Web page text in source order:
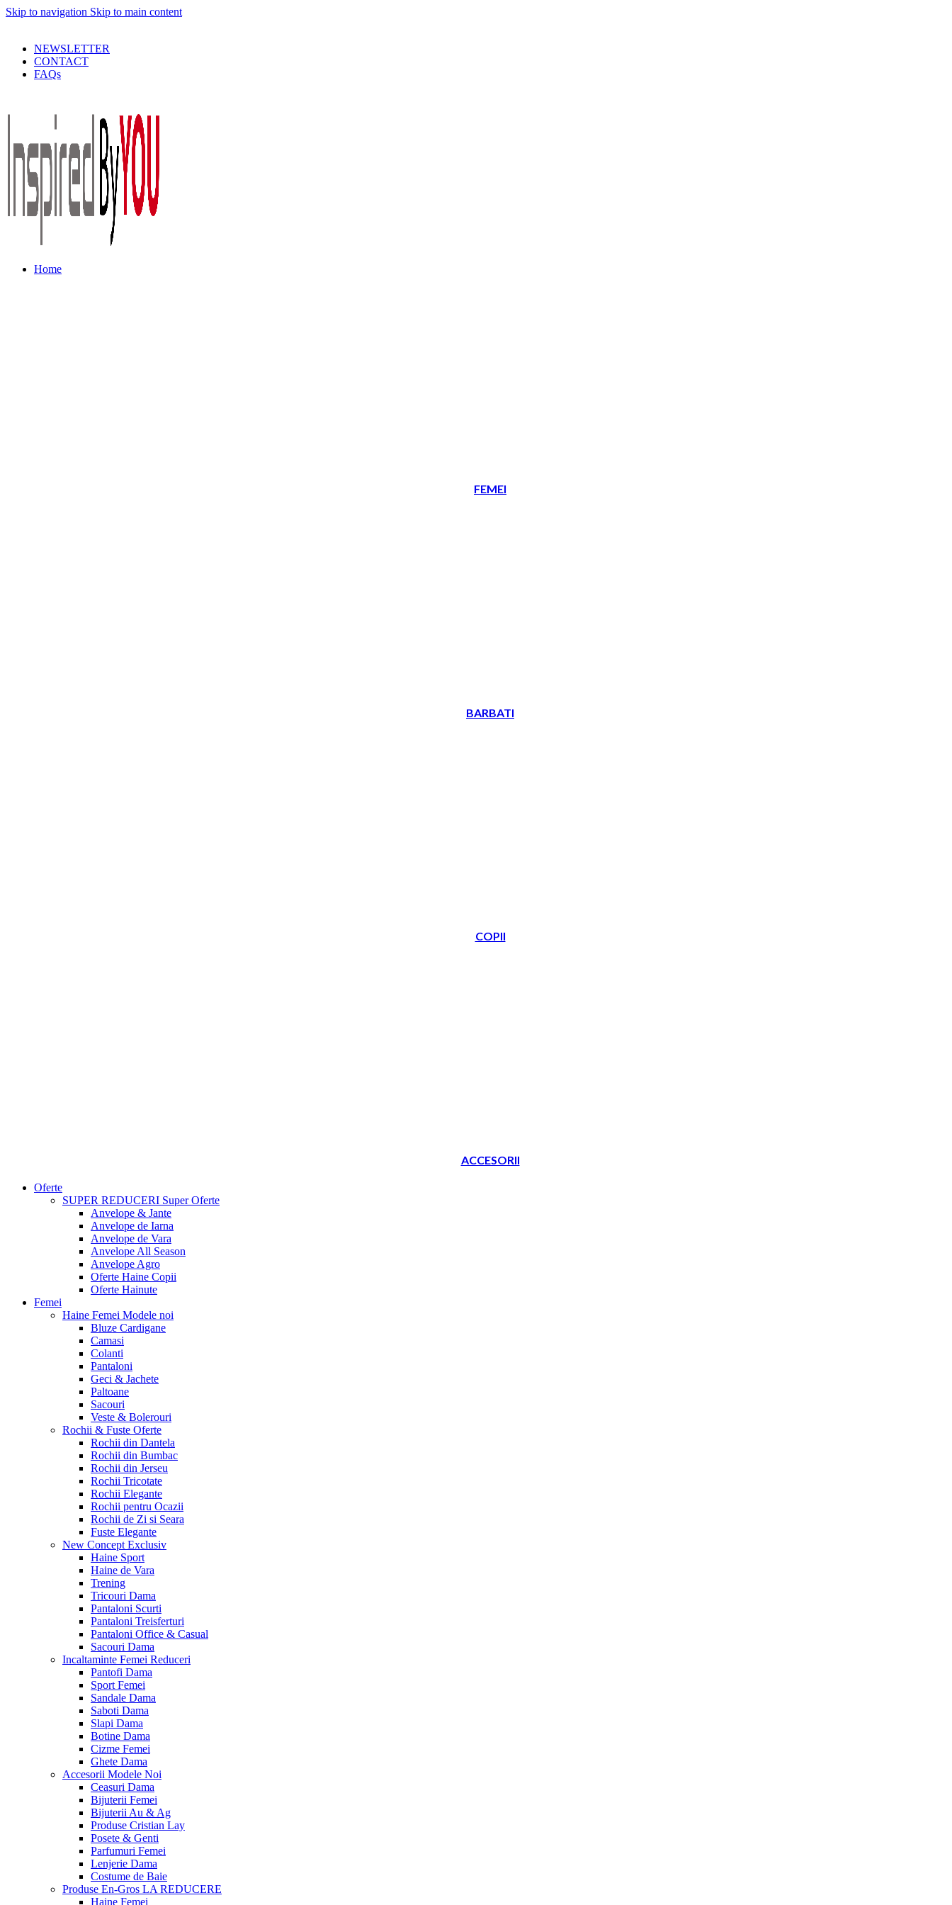
Skip to navigation Skip to main content
NEWSLETTER
CONTACT
FAQs
Home
FEMEI
BARBATI
COPII
ACCESORII
Oferte
SUPER REDUCERI Super Oferte
Anvelope & Jante
Anvelope de Iarna
Anvelope de Vara
Anvelope All Season
Anvelope Agro
Oferte Haine Copii
Oferte Hainute
Femei
Haine Femei Modele noi
Bluze Cardigane
Camasi
Colanti
Pantaloni
Geci & Jachete
Paltoane
Sacouri
Veste & Bolerouri
Rochii & Fuste Oferte
Rochii din Dantela
Rochii din Bumbac
Rochii din Jerseu
Rochii Tricotate
Rochii Elegante
Rochii pentru Ocazii
Rochii de Zi si Seara
Fuste Elegante
New Concept Exclusiv
Haine Sport
Haine de Vara
Trening
Tricouri Dama
Pantaloni Scurti
Pantaloni Treisferturi
Pantaloni Office & Casual
Sacouri Dama
Incaltaminte Femei Reduceri
Pantofi Dama
Sport Femei
Sandale Dama
Saboti Dama
Slapi Dama
Botine Dama
Cizme Femei
Ghete Dama
Accesorii Modele Noi
Ceasuri Dama
Bijuterii Femei
Bijuterii Au & Ag
Produse Cristian Lay
Posete & Genti
Parfumuri Femei
Lenjerie Dama
Costume de Baie
Produse En-Gros LA REDUCERE
Haine Femei